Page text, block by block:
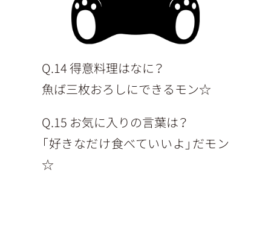
Q.14 得意料理はなに？
魚ば三枚おろしにできるモン☆
Q.15 お気に入りの言葉は？
「好きなだけ食べていいよ」だモン
☆